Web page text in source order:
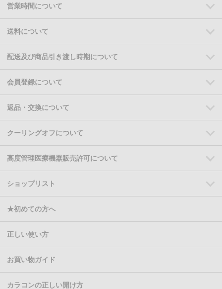
営業時間について
送料について
配送及び商品引き渡し時期について
会員登録について
返品・交換について
クーリングオフについて
高度管理医療機器販売許可について
ショップリスト
★初めての方へ
正しい使い方
お買い物ガイド
カラコンの正しい開け方